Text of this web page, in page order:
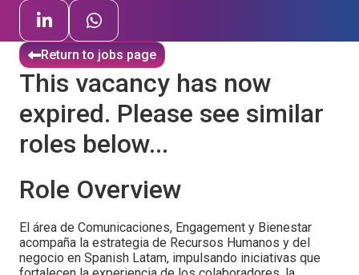
Return to jobs page
This vacancy has now
expired. Please see similar
roles below...
Role Overview
El área de Comunicaciones, Engagement y Bienestar
acompaña la estrategia de Recursos Humanos y del
negocio en Spanish Latam, impulsando iniciativas que